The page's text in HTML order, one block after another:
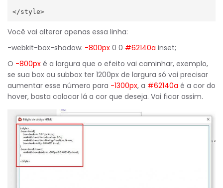
</style>
Você vai alterar apenas essa linha:
-webkit-box-shadow: -800px 0 0 #62140a inset;
O -800px é a largura que o efeito vai caminhar, exemplo,
se sua box ou subbox ter 1200px de largura só vai precisar
aumentar esse número para -1300px, a #62140a é a cor do
hover, basta colocar lá a cor que deseja. Vai ficar assim.